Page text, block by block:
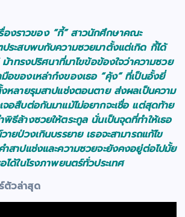
รื่องราวของ “กี้” สาวนักศึกษาคณะ
ระสบพบกับความซวยมาตั้งแต่เกิด กี้ได้
ม้าทรงปริศนาที่มาไขข้อข้องใจว่าความซวย
อของเหล่าก๋งของเธอ “คุ้ง” ที่เป็นอั้งยี่
หลายรุมสาปแช่งตอนตาย ส่งผลเป็นความ
อสืบต่อกันมาแม้ไม่อยากจะเชื่อ แต่สุดท้าย
พิธีล้างซวยให้ตระกูล นั่นเป็นจุดที่ทำให้เธอ
ายป่วงเกินบรรยาย เธอจะสามารถแก้ไข
ำสาปแช่งและความซวยจะยังคงอยู่ต่อไปมั้ย
ได้ในโรงภาพยนตร์ทั่วประเทศ
ตัวล่าสุด